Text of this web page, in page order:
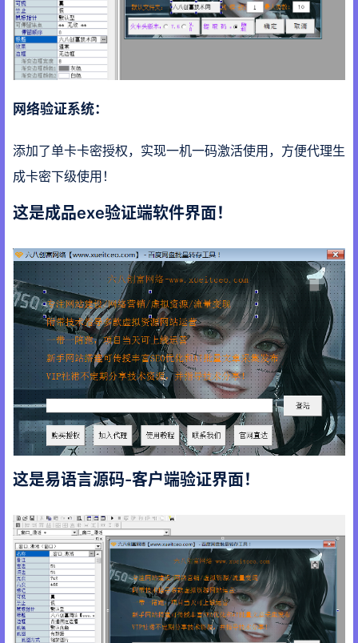
网络验证系统：
添加了单卡卡密授权，实现一机一码激活使用，方便代理生
成卡密下级使用！
这是成品exe验证端软件界面！
这是易语言源码-客户端验证界面！